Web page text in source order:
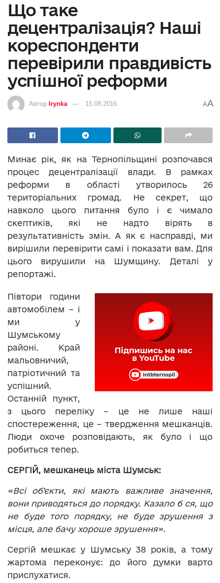
Що таке
децентралізація? Наші
кореспонденти
перевірили правдивість
успішної реформи
Автор Irynka 15.08.2016 AA
Минає рік, як на Тернопільщині розпочався
процес децентралізації влади. В рамках
реформи в області утворилось 26
територіальних громад. Не секрет, що
навколо цього питання було і є чимало
скептиків, які не надто вірять в
результативність змін. А як є насправді, ми
вирішили перевірити самі і показати вам. Для
цього вирушили на Шумщину. Деталі у
репортажі.
Півтори години
автомобілем – і
ми у
Шумському
районі. Край
мальовничий,
патріотичний та
успішний.
Останній пункт,
з цього переліку – це не лише наші
спостереження, це – твердження мешканців.
Люди охоче розповідають, як було і що
робиться тепер.
СЕРГІЙ, мешканець міста Шумськ:
«Всі об’єкти, які мають важливе значення,
вони приводяться до порядку. Казало б ся, що
не буде того порядку, не буде зрушення з
місця, але бачу хороше зрушення».
Сергій мешкає у Шумську 38 років, а тому
жартома переконує: до його думки варто
прислухатися.